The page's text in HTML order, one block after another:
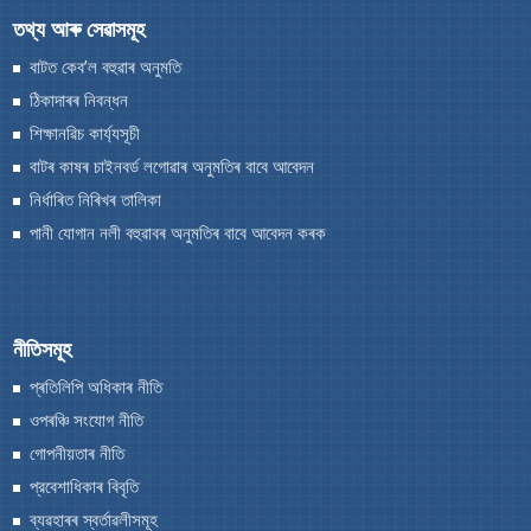
পানী যোগান নলী বহুৱাবৰ অনুমতিৰ বাবে আবেদন কৰক
আঁচনি আৰু প্রকল্পসমূহ
মুখ্যমন্ত্ৰীৰ বিশেষ পেকেজ
চিআৰএফ
মুখ্যমন্ত্ৰীৰ পকী পথ নিৰ্মাণ আঁচনি (MPNA)
উত্তৰ-পূৱ পৰিষদৰ কাৰ্য্যাৱলী
তথ্য আৰু সেৱাসমূহ
বাটত কেব’ল বহুৱাৰ অনুমতি
ঠিকাদাৰৰ নিবন্ধন
শিক্ষানৱিচ কাৰ্য্যসূচী
বাটৰ কাষৰ চাইনবৰ্ড লগোৱাৰ অনুমতিৰ বাবে আবেদন
নিৰ্ধাৰিত নিৰিখৰ তালিকা
পানী যোগান নলী বহুৱাবৰ অনুমতিৰ বাবে আবেদন কৰক
নীতিসমূহ
প্ৰতিলিপি অধিকাৰ নীতি
ওপৰঞ্চি সংযোগ নীতি
গোপনীয়তাৰ নীতি
প্রবেশাধিকাৰ বিবৃতি
ব্যৱহাৰৰ স্বর্তাৱলীসমূহ